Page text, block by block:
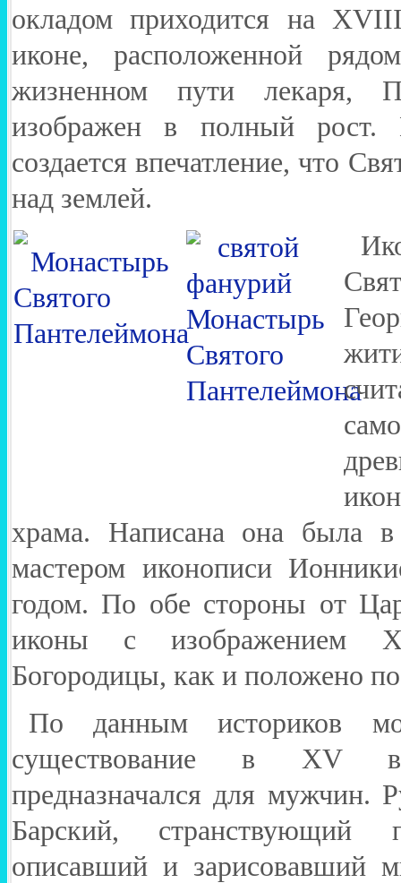
окладом приходится на
иконе, расположенной
жизненном пути лекаря,
изображен в полный рост.
создается впечатление, что
над землей.
храма. Написана она была
мастером иконописи
годом. По обе стороны от
иконы с изображением
Богородицы, как и положено
По данным историков
существование в XV
предназначался для мужчин.
Барский,
описавший и зарисовавший